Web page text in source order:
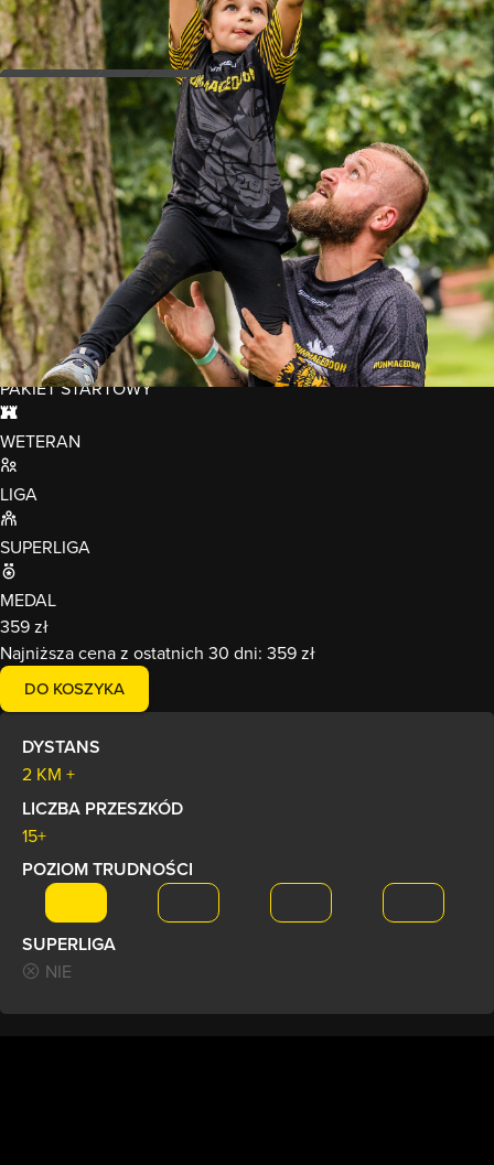
359 zł
Poziom trudności
niedziela
21.06.2026
Nic tak nie buduje rodzinnych więzi jak wspólna przygoda, w
dodatku taka w wersji ekstremalnej!
Szykuj sportowe łaszki dla całej rodziny i wbijajcie razem z
nami przeżyć niezapomniane chwile.
VOUCHER 100zł
KORONA
rocket_launch
PAKIET STARTOWY
fort
WETERAN
LIGA
SUPERLIGA
MEDAL
359 zł
Najniższa cena z ostatnich 30 dni: 359 zł
DO KOSZYKA
DYSTANS
2 KM +
LICZBA PRZESZKÓD
15+
POZIOM TRUDNOŚCI
SUPERLIGA
NIE